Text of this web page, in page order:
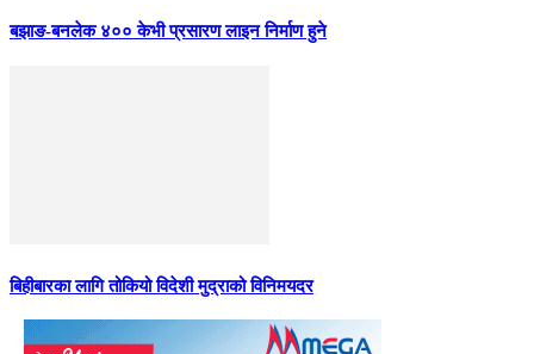
बझाङ-बनलेक ४०० केभी प्रसारण लाइन निर्माण हुने
बिहीबारका लागि तोकियो विदेशी मुद्राको विनिमयदर